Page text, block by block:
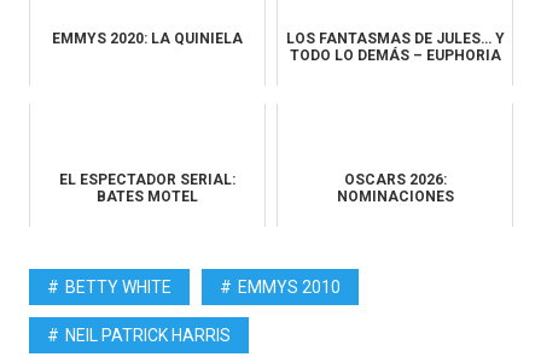
EMMYS 2020: LA QUINIELA
LOS FANTASMAS DE JULES… Y
TODO LO DEMÁS – EUPHORIA
EL ESPECTADOR SERIAL:
BATES MOTEL
OSCARS 2026:
NOMINACIONES
BETTY WHITE EMMYS 2010
NEIL PATRICK HARRIS